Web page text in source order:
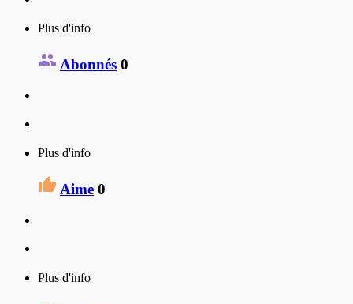
Plus d'info
Abonnés 0
Plus d'info
Aime 0
Plus d'info